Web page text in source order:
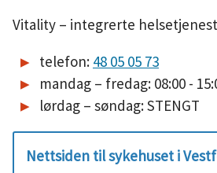
Vitality – integrerte
telefon: 48 05 05 73
mandag – fredag: 08:00 -
lørdag – søndag: STENGT
Nettsiden til sykehuset i